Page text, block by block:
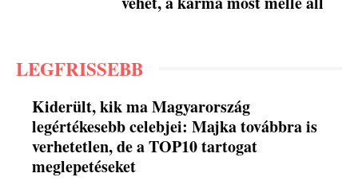
LEGFRISSEBB
Kiderült, kik ma Magyarország
legértékesebb celebjei: Majka továbbra is
verhetetlen, de a TOP10 tartogat
meglepetéseket